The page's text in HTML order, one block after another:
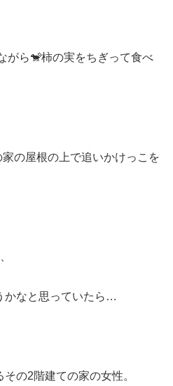
がら🐒柿の実をちぎって食べ
の屋根の上で追いかけっこを
かなと思っていたら…
の2階建ての家の女性。